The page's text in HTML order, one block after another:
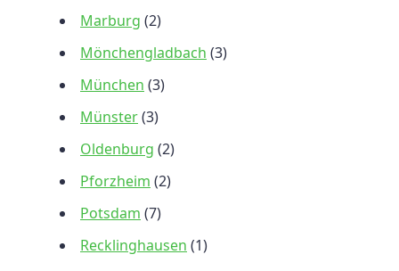
Marburg (2)
Mönchengladbach (3)
München (3)
Münster(3)
Oldenburg (2)
Pforzheim (2)
Potsdam (7)
Recklinghausen (1)